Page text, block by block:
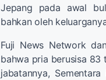
Jepang pada awal
bahkan oleh
Fuji News Network
bahwa pria berusisa 83
jabatannya,